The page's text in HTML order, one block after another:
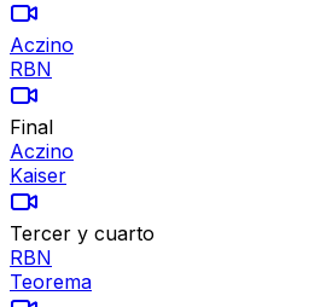
Aczino
RBN
Final
Aczino
Kaiser
Tercer y cuarto
RBN
Teorema